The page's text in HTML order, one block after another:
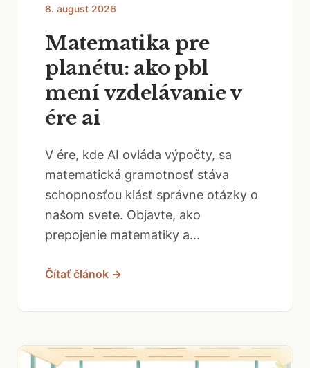
8. august 2026
Matematika pre
planétu: ako pbl
mení vzdelávanie v
ére ai
V ére, kde AI ovláda výpočty, sa
matematická gramotnosť stáva
schopnosťou klásť správne otázky o
našom svete. Objavte, ako
prepojenie matematiky a...
Čítať článok →